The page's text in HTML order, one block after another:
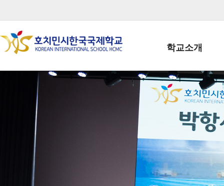
학교소개
학교장인사말
학생회장인사말
학교상징
학교 CI
교직원현황
학생현황